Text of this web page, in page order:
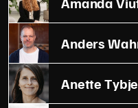
Anders
Anette